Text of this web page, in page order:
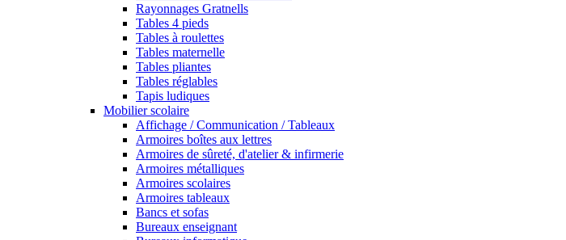
Rayonnages Gratnells
Tables 4 pieds
Tables à roulettes
Tables maternelle
Tables pliantes
Tables réglables
Tapis ludiques
Mobilier scolaire
Affichage / Communication / Tableaux
Armoires boîtes aux lettres
Armoires de sûreté, d'atelier & infirmerie
Armoires métalliques
Armoires scolaires
Armoires tableaux
Bancs et sofas
Bureaux enseignant